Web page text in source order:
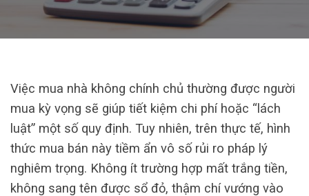
Việc mua nhà không chính chủ thường được người
mua kỳ vọng sẽ giúp tiết kiệm chi phí hoặc “lách
luật” một số quy định. Tuy nhiên, trên thực tế, hình
thức mua bán này tiềm ẩn vô số rủi ro pháp lý
nghiêm trọng. Không ít trường hợp mất trắng tiền,
không sang tên được sổ đỏ, thậm chí vướng vào